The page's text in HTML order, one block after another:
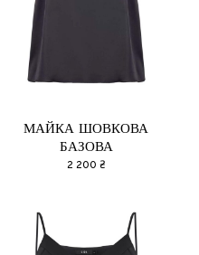
МАЙКА ШОВКОВА
БАЗОВА
2 200 ₴